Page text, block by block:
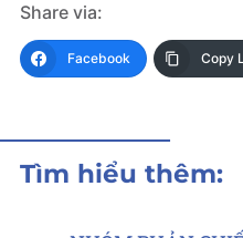
Share via:
Facebook Copy
Tìm hiểu thêm: